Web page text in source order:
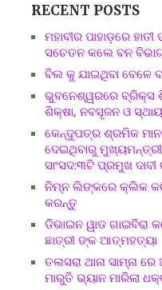
RECENT POSTS
ମହାବୀର ପାହାଡ଼ରେ
ସଚେତନ କଲେ ବନ
ବିଲ କୁ ଯାଇଥିବା ବେଳେ
ଭୁବନେଶ୍ୱରରେ ବ୍ରିକ୍ସ
ଶିକ୍ଷା, ନବସୃଜନ ଓ
କେନ୍ଦୁପତ୍ର ଶ୍ରମିକ
ଦେଇଥିବାରୁ
ସାଂସଦ:୩ଟି ପ୍ରମୁଖ
ନିମ୍ନ ଲିଙ୍କରେ କ୍ଲିକ
କରନ୍ତୁ
ଡିଭାଇନ ୱାଡ ଗାଇବିରା
ଛାତ୍ରୀ ଙ୍କ ଆତ୍ମହତ୍ୟା
ତଲସରା ଥାନା ସାମ୍ନା
ମାରୁତି ଭ୍ୟାନ ମାରିଲା